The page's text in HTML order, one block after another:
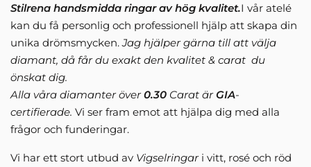
Stilrena handsmidda ringar av hög kvalitet.I vår atelé
kan du få personlig och professionell hjälp att skapa din
unika drömsmycken.Jag hjälper gärna till att välja
diamant, då får du exakt den kvalitet & carat du
önskat dig.
Alla våra diamanter över0.30 Carat ärGIA-
certifierade. Vi ser fram emot att hjälpa dig med alla
frågor och funderingar.
Vi har ett stort utbud av Vigselringari vitt, rosé och röd